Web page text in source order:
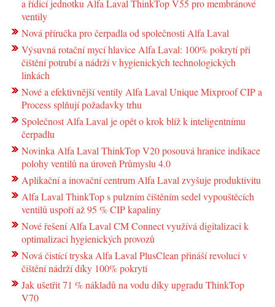
a řídicí jednotku Alfa Laval ThinkTop V55 pro membránové
ventily
Nová příručka pro čerpadla od společnosti Alfa Laval
Výsuvná rotační mycí hlavice Alfa Laval: 100% pokrytí při
čištění potrubí a nádrží v hygienických technologických
linkách
Nové a efektivnější ventily Alfa Laval Unique Mixproof CIP a
Process splňují požadavky trhu
Společnost Alfa Laval je opět o krok blíž k inteligentnímu
čerpadlu
Novinka Alfa Laval ThinkTop V20 posouvá hranice indikace
polohy ventilů na úroveň Průmyslu 4.0
Aplikační a inovační centrum Alfa Laval zvyšuje produktivitu
Alfa Laval ThinkTop s pulzním čištěním sedel vypouštěcích
ventilů uspoří až 95 % CIP kapaliny
Nové řešení Alfa Laval CM Connect využívá digitalizaci k
optimalizaci hygienických provozů
Nová čistící tryska Alfa Laval PlusClean přináší revoluci v
čištění nádrží díky 100% pokrytí
Jak ušetřit 71 % nákladů na vodu díky upgradu ThinkTop
V70